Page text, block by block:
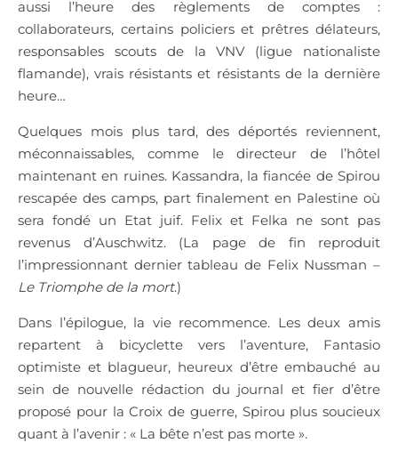
aussi l’heure des règlements de comptes :
collaborateurs, certains policiers et prêtres délateurs,
responsables scouts de la VNV (ligue nationaliste
flamande), vrais résistants et résistants de la dernière
heure…
Quelques mois plus tard, des déportés reviennent,
méconnaissables, comme le directeur de l’hôtel
maintenant en ruines. Kassandra, la fiancée de Spirou
rescapée des camps, part finalement en Palestine où
sera fondé un Etat juif. Felix et Felka ne sont pas
revenus d’Auschwitz. (La page de fin reproduit
l’impressionnant dernier tableau de Felix Nussman –
Le Triomphe de la mort.)
Dans l’épilogue, la vie recommence. Les deux amis
repartent à bicyclette vers l’aventure, Fantasio
optimiste et blagueur, heureux d’être embauché au
sein de nouvelle rédaction du journal et fier d’être
proposé pour la Croix de guerre, Spirou plus soucieux
quant à l’avenir : « La bête n’est pas morte ».